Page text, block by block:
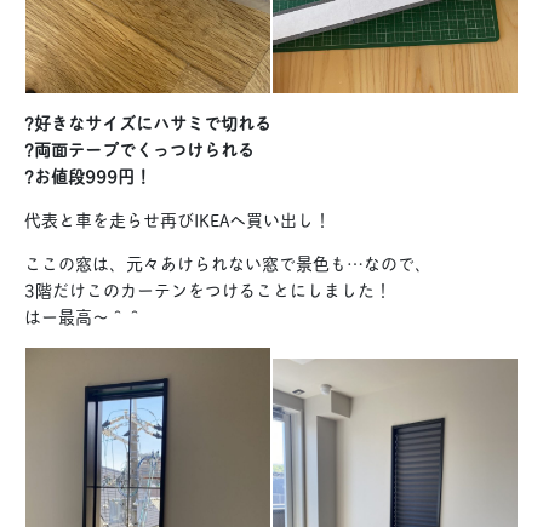
?好きなサイズにハサミで切れる
?両面テープでくっつけられる
?お値段999円！
代表と車を走らせ再びIKEAへ買い出し！
ここの窓は、元々あけられない窓で景色も…なので、
3階だけこのカーテンをつけることにしました！
はー最高〜＾＾